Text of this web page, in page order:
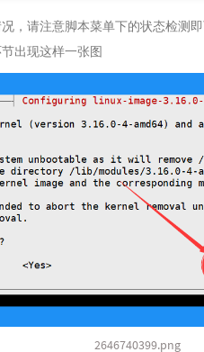
，请注意脚本菜单下的状态检测
出现这样一张图
2646740399.png